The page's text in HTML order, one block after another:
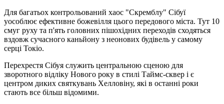
Для багатьох контрольований хаос "Скремблу" Сібуї
уособлює ефективне божевілля цього передового міста. Тут 10
смуг руху та п'ять головних пішохідних переходів сходяться
вздовж сучасного каньйону з неонових будівель у самому
серці Токіо.
Перехрестя Сібуя служить центральною сценою для
зворотного відліку Нового року в стилі Таймс-сквер і є
центром диких святкувань Хелловіну, які в останні роки
стають все більш відомими.